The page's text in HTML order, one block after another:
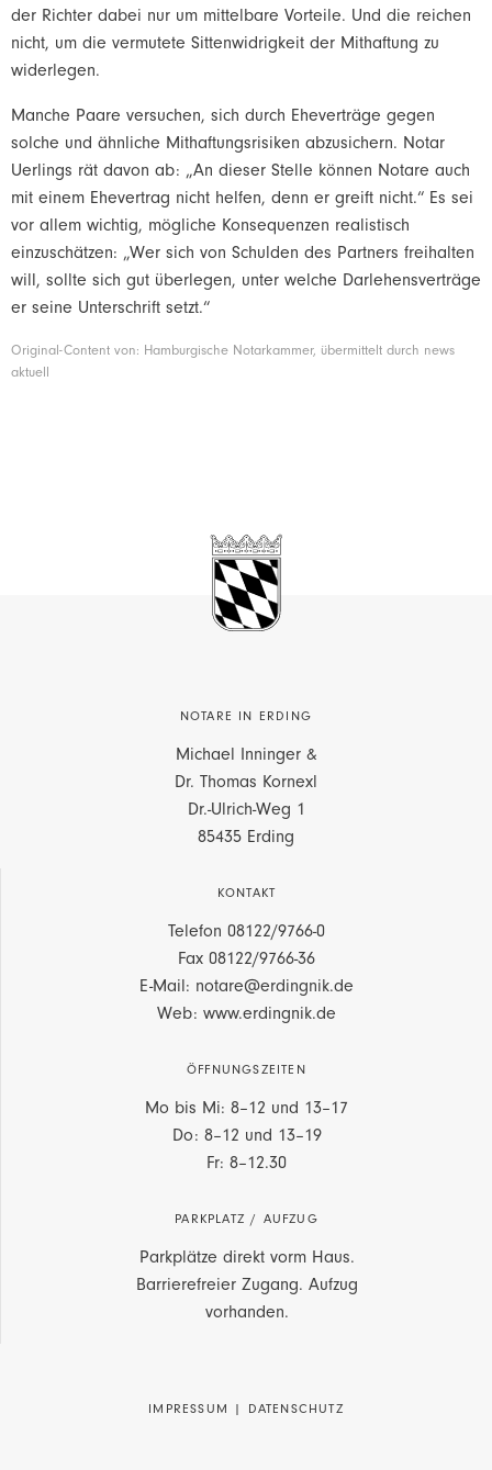
der Richter dabei nur um mittelbare Vorteile. Und die reichen
nicht, um die vermutete Sittenwidrigkeit der Mithaftung zu
widerlegen.
Manche Paare versuchen, sich durch Eheverträge gegen
solche und ähnliche Mithaftungsrisiken abzusichern. Notar
Uerlings rät davon ab: „An dieser Stelle können Notare auch
mit einem Ehevertrag nicht helfen, denn er greift nicht.“ Es sei
vor allem wichtig, mögliche Konsequenzen realistisch
einzuschätzen: „Wer sich von Schulden des Partners freihalten
will, sollte sich gut überlegen, unter welche Darlehensverträge
er seine Unterschrift setzt.“
Original-Content von: Hamburgische Notarkammer, übermittelt durch news
aktuell
NOTARE IN ERDING
Michael Inninger &
Dr. Thomas Kornexl
Dr.-Ulrich-Weg 1
85435 Erding
KONTAKT
Telefon 08122/9766-0
Fax 08122/9766-36
E-Mail: notare@erdingnik.de
Web: www.erdingnik.de
ÖFFNUNGSZEITEN
Mo bis Mi: 8–12 und 13–17
Do: 8–12 und 13–19
Fr: 8–12.30
PARKPLATZ / AUFZUG
Parkplätze direkt vorm Haus.
Barrierefreier Zugang. Aufzug
vorhanden.
IMPRESSUM | DATENSCHUTZ